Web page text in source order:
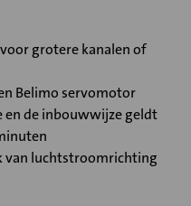
grotere kanalen of
Belimo servomotor
en de inbouwwijze geldt
van luchtstroomrichting